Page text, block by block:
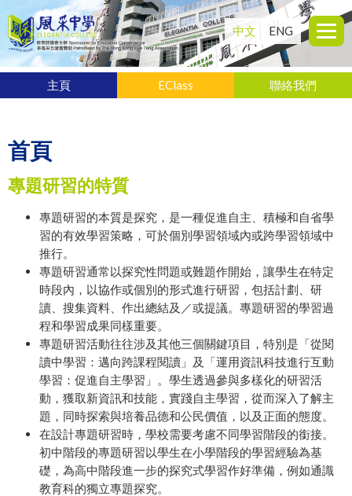
主頁 EClass 聯絡我們
中文 ENG
首頁
專題研習的特質
專題研習的本質是探究，是一種促進自主、積極和自省學
習的有效學習策略，可於個別學習領域內或跨學習領域中
推行。
專題研習通常以探究性問題或難題作開始，讓學生在特定
時段內，以協作或個別的形式進行研習，包括計劃、研
讀、搜集資料、作出總結及／或提議。專題研習的學習過
程和學習成果同樣重要。
專題研習活動往往涉及其他三個關鍵項目，特別是「從閱
讀中學習：邁向跨課程閱讀」及「運用資訊科技進行互動
學習：促進自主學習」。學生透過參與多樣化的研習活
動，獲取新資訊和技能，實踐自主學習，從而深入了解主
題，同時探索與培養品德和公民價值，以及正面的態度。
在設計專題研習時，學校需要考慮不同學習階段的銜接。
初中階段的專題研習以學生在小學階段的學習經驗為基
礎，為高中階段進一步的探究式學習作好準備，例如通識
教育科的獨立專題探究。